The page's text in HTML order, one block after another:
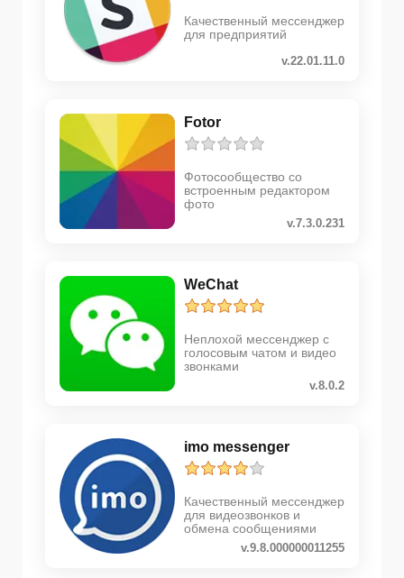
Качественный мессенджер
для предприятий
v.22.01.11.0
Fotor
Фотосообщество со
встроенным редактором
фото
v.7.3.0.231
WeChat
Неплохой мессенджер с
голосовым чатом и видео
звонками
v.8.0.2
imo messenger
Качественный мессенджер
для видеозвонков и
обмена сообщениями
v.9.8.000000011255